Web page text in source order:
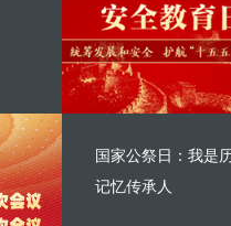
国家公祭日：我是
记忆传承人